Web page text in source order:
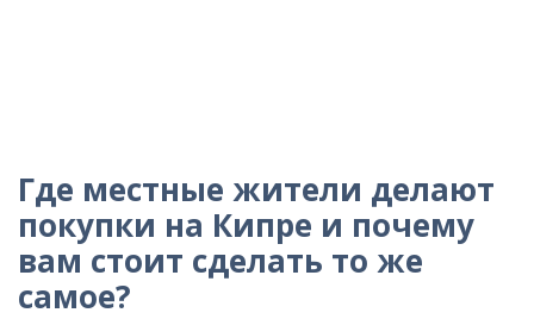
Где местные жители делают
покупки на Кипре и почему
вам стоит сделать то же
самое?